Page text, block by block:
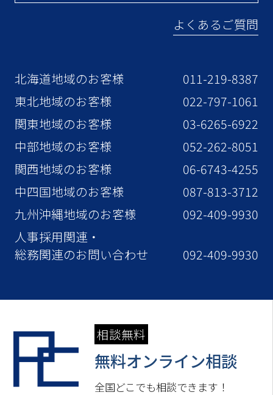
よくあるご質問
北海道地域のお客様
011-219-8387
東北地域のお客様
022-797-1061
関東地域のお客様
03-6265-6922
中部地域のお客様
052-262-8051
関西地域のお客様
06-6743-4255
中四国地域のお客様
087-813-3712
九州沖縄地域のお客様
092-409-9930
人事採用関連・
総務関連のお問い合わせ
092-409-9930
相談無料
無料オンライン相談
全国どこでも相談できます！